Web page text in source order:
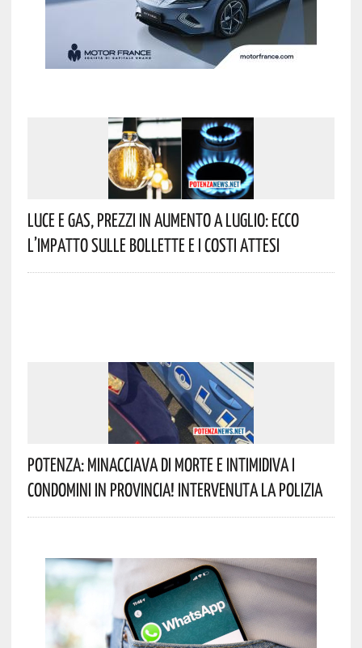
Luce E Gas, Prezzi In Aumento A Luglio: Ecco
L’impatto Sulle Bollette E I Costi Attesi
Potenza: Minacciava Di Morte E Intimidiva I
Condomini In Provincia! Intervenuta La Polizia